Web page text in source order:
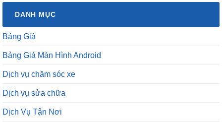
DANH MỤC
Bảng Giá
Bảng Giá Màn Hình Android
Dịch vụ chăm sóc xe
Dịch vụ sửa chữa
Dịch Vụ Tận Nơi